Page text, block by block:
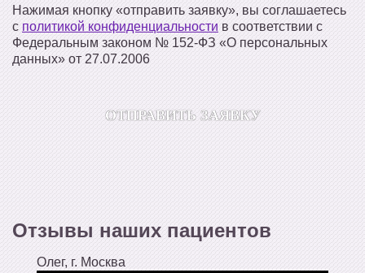
Нажимая кнопку «отправить заявку», вы соглашаетесь
с политикой конфиденциальности в соответствии с
Федеральным законом № 152‑ФЗ «О персональных
данных» от 27.07.2006
Отзывы наших пациентов
Олег, г. Москва